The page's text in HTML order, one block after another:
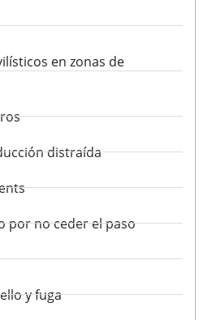
en zonas de
distraída
por no ceder el paso
y fuga